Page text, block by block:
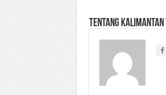
Tentang Kalimantan